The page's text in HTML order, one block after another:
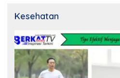
Kesehatan